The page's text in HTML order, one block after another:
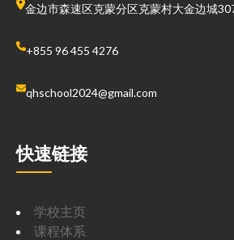
金边市森速区克蒙分区克蒙村大金边城
+855 96 455 4276
qhschool2024@gmail.com
快速链接
学校主页
课程体系